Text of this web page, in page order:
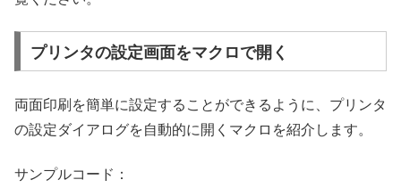
プリンタの設定画面をマクロで開く
両面印刷を簡単に設定することができるように、プリンタ
の設定ダイアログを自動的に開くマクロを紹介します。
サンプルコード：